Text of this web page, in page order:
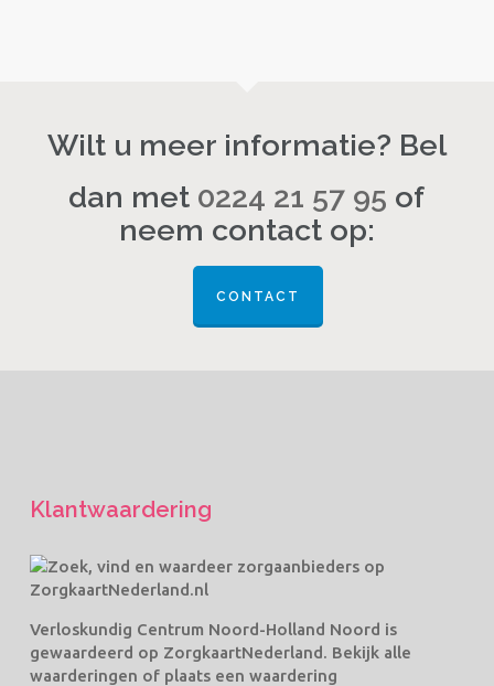
Wilt u meer informatie? Bel
dan met 0224 21 57 95 of
neem contact op:
CONTACT
Klantwaardering
Verloskundig Centrum Noord-Holland Noord is
gewaardeerd op ZorgkaartNederland. Bekijk alle
waarderingen of plaats een waardering